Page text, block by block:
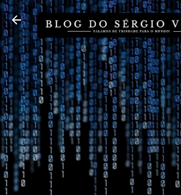
Pular para o conteúdo